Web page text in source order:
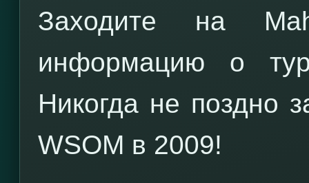
Заходите на
информацию о
Никогда не поздно
WSOM в 2009!